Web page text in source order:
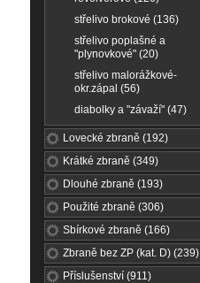
střelivo brokové (136)
střelivo poplašné a
"plynovkové" (20)
střelivo malorážkové-
okr.zápal (56)
diabolky a "závaží" (47)
Lovecké zbraně (192)
Krátké zbraně (349)
Dlouhé zbraně (193)
Použité zbraně (306)
Sbírkové zbraně (166)
Zbraně bez ZP (kat. D) (239)
Příslušenství (911)